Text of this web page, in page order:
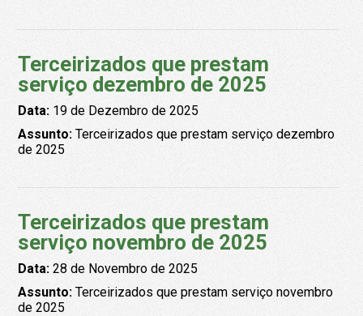
Terceirizados que prestam
serviço dezembro de 2025
Data:19 de Dezembro de 2025
Assunto:Terceirizados que prestam serviço dezembro
de 2025
Terceirizados que prestam
serviço novembro de 2025
Data:28 de Novembro de 2025
Assunto:Terceirizados que prestam serviço novembro
de 2025